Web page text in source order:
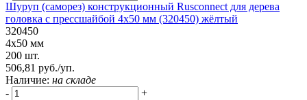
Шуруп (саморез) конструкционный Rusconnect для дерева
головка с прессшайбой 4х50 мм (320450) жёлтый
320450
4х50 мм
200 шт.
506,81 руб./уп.
Наличие: на складе
-
+